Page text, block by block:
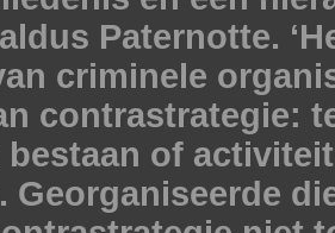
Paternotte.
criminele
contrastrategie:
bestaan of
Georganiseerde